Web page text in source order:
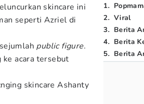
skincare ini
seperti Azriel di
public figure.
ke acara tersebut
skincare Ashanty
1.
2. Viral
3. Berita
4. Berita
5. Berita